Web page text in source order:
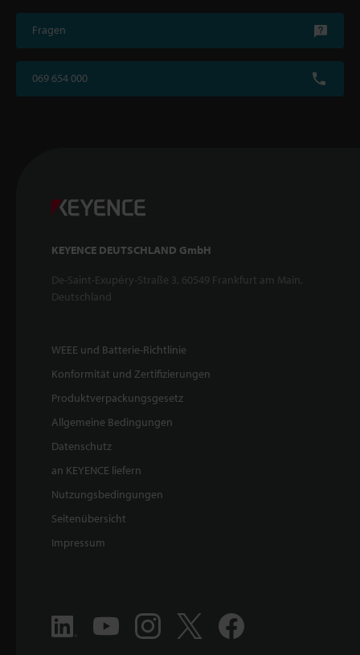
Fragen
069 654 000
KEYENCE DEUTSCHLAND GmbH
De-Saint-Exupéry-Straße 3, 60549 Frankfurt am Main,
Deutschland
WEEE und Batterie-Richtlinie
Konformität und Zertifizierungen
Produktverpackungsgesetz
Allgemeine Bedingungen
Datenschutz
an KEYENCE liefern
Nutzungsbedingungen
Seitenübersicht
Impressum